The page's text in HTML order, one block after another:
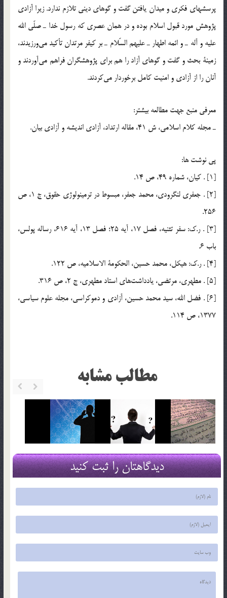
پرسشهاي فكري و ميدان يافتن گفت و گوهاي ديني تلازم ندارد. زيرا آزادي
پژوهش مورد قبول اسلام بوده و در همان عصري كه رسول خدا ـ صلّي الله
عليه و آله ـ و ائمه اطهار ـ عليهم السّلام ـ بر كيفر مرتدان تأكيد مي‌ورزيدند،
زمينة بحث و گفت و گوهاي آزاد را هم براي پژوهشگران فراهم مي‌آوردند و
آنان را از آزادي و امنيت كامل برخوردار مي‌كردند.
معرفي منبع جهت مطالعه بيشتر:
ـ مجله كلام اسلامي، ش 41، مقاله ارتداد، آزادي انديشه و آزادي بيان.
پي نوشت ها:
[1] . كيان، شماره 49، ص 14.
[2] . جعفري لنگرودي، محمد جعفر، مبسوط در ترمينولوژي حقوق، ج 1، ص
256.
[3] . ر.ك: سفر تثنيه، فصل 17، آيه 25؛ فصل 13، آيه 616، رساله پولس،
باب 6.
[4] . ر.ك: هيكل، محمد حسين، الحكومة الاسلاميه، ص 122.
[5] . مطهري، مرتضي، يادداشت‌هاي استاد مطهري، ج 2، ص 316.
[6] . فضل الله، سيد محمد حسين، آزادي و دموكراسي، مجله علوم سياسي،
1377، ص 114.
مطالب مشابه
دیدگاهتان را ثبت کنید